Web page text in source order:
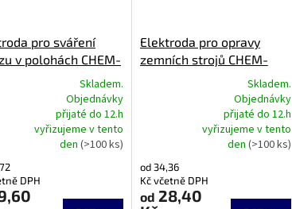
pro sváření
v polohách CHEM-
Skladem.
Objednávky
přijaté do 12.h
vyřizujeme v tento
den (>100 ks)
DPH
Elektroda pro opravy
zemních strojů CHEM-
je
5,0
z
Skladem.
Objednávky
přijaté do 12.h
vyřizujeme v tento
den (>100 ks)
od 34,36
Kč včetně DPH
od 28,40